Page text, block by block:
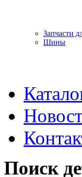
Запчасти
Шины
Поиск